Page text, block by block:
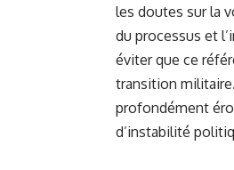
les doutes sur la
du processus et
éviter que ce
transition
profondément
d’instabilité